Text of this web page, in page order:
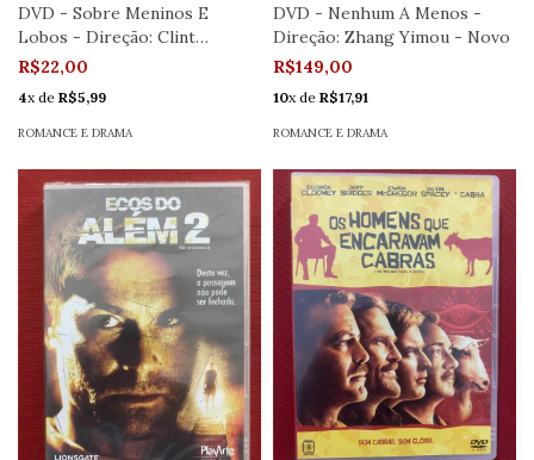
DVD - Sobre Meninos E
Lobos - Direção: Clint
Eastwood
R$22,00
4x de R$5,99
ROMANCE E DRAMA
DVD - Nenhum A Menos -
Direção: Zhang Yimou - Novo
R$149,00
10x de R$17,91
ROMANCE E DRAMA